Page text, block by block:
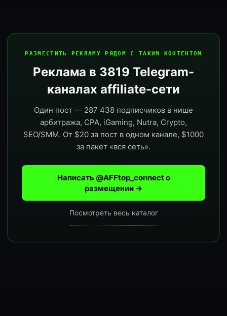
РАЗМЕСТИТЬ РЕКЛАМУ РЯДОМ С ТАКИМ КОНТЕНТОМ
Реклама в 3819 Telegram-
каналах affiliate-сети
Один пост — 287 438 подписчиков в нише
арбитража, CPA, iGaming, Nutra, Crypto,
SEO/SMM. От $20 за пост в одном канале, $1000
за пакет «вся сеть».
Написать @AFFtop_connect о
размещении →
Посмотреть весь каталог